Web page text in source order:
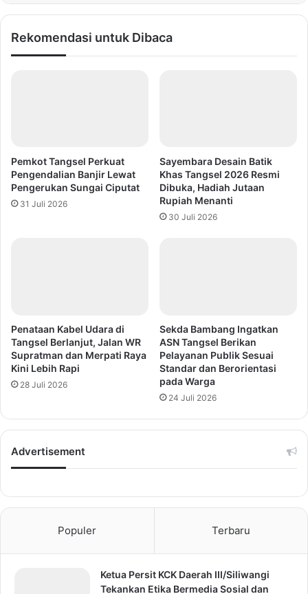
Rekomendasi untuk Dibaca
Pemkot Tangsel Perkuat
Pengendalian Banjir Lewat
Pengerukan Sungai Ciputat
31 Juli 2026
Sayembara Desain Batik
Khas Tangsel 2026 Resmi
Dibuka, Hadiah Jutaan
Rupiah Menanti
30 Juli 2026
Penataan Kabel Udara di
Tangsel Berlanjut, Jalan WR
Supratman dan Merpati Raya
Kini Lebih Rapi
28 Juli 2026
Sekda Bambang Ingatkan
ASN Tangsel Berikan
Pelayanan Publik Sesuai
Standar dan Berorientasi
pada Warga
24 Juli 2026
Advertisement
Populer Terbaru
Ketua Persit KCK Daerah III/Siliwangi
Tekankan Etika Bermedia Sosial dan